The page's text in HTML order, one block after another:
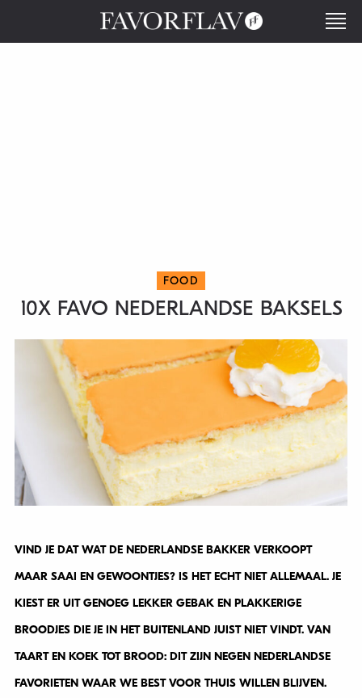
FOOD
10X FAVO NEDERLANDSE BAKSELS
VIND JE DAT WAT DE NEDERLANDSE BAKKER VERKOOPT
MAAR SAAI EN GEWOONTJES? IS HET ECHT NIET ALLEMAAL. JE
KIEST ER UIT GENOEG LEKKER GEBAK EN PLAKKERIGE
BROODJES DIE JE IN HET BUITENLAND JUIST NIET VINDT. VAN
TAART EN KOEK TOT BROOD: DIT ZIJN NEGEN NEDERLANDSE
FAVORIETEN WAAR WE BEST VOOR THUIS WILLEN BLIJVEN.